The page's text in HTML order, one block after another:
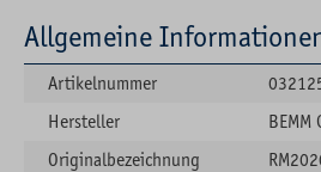
Allgemeine
Artikelnummer
Hersteller
BEMM
Originalbezeichnung